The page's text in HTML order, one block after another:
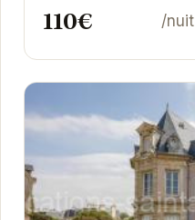
110€ /nuit